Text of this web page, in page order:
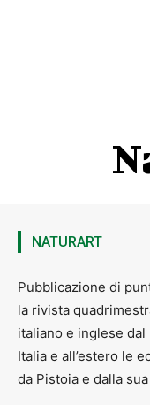
NATURART
Pubblicazione di
la rivista
italiano e inglese dal
Italia e all’estero le
da Pistoia e dalla